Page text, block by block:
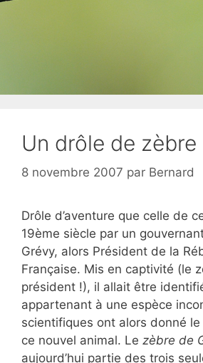
Un drôle de zèbre
8 novembre 2007 par Bernard
Drôle d’aventure que celle de
19ème siècle par un
Grévy, alors Président de la
Française. Mis en captivité (le
président !), il allait être
appartenant à une espèce
scientifiques ont alors donné
ce nouvel animal. Le zèbre de
aujourd’hui partie des trois